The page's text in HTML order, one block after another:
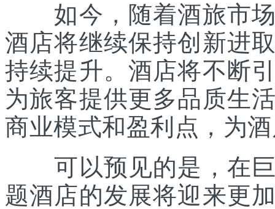
如今，随着酒旅市场
酒店将继续保持创新进
持续提升。酒店将不断
为旅客提供更多品质生
商业模式和盈利点，为
可以预见的是，在巨
题酒店的发展将迎来更